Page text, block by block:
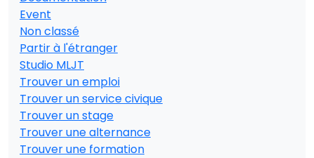
Event
Non classé
Partir à l'étranger
Studio MLJT
Trouver un emploi
Trouver un service civique
Trouver un stage
Trouver une alternance
Trouver une formation